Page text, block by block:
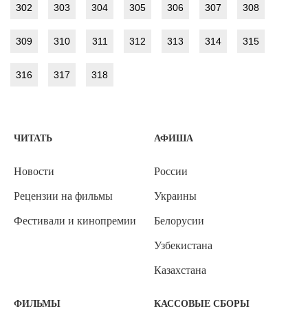
302 303 304 305 306 307 308
309 310 311 312 313 314 315
316 317 318
ЧИТАТЬ
Новости
Рецензии на фильмы
Фестивали и кинопремии
АФИША
России
Украины
Белорусии
Узбекистана
Казахстана
ФИЛЬМЫ КАССОВЫЕ СБОРЫ